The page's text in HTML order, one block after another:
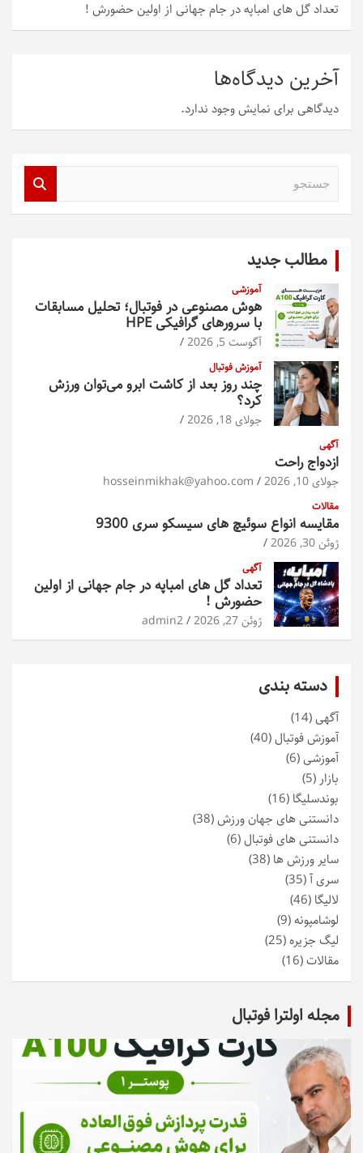
تعداد گل های امباپه در جام جهانی از اولین حضورش !
آخرین دیدگاه‌ها
دیدگاهی برای نمایش وجود ندارد.
مطالب جدید
آموزشی
هوش مصنوعی در فوتبال؛ تحلیل مسابقات
با سرورهای گرافیکی HPE
آگوست 5, 2026
آموزش فوتبال
چند روز بعد از کاشت ابرو می‌توان ورزش
کرد؟
جولای 18, 2026
آگهی
ازدواج راحت
جولای 10, 2026 hosseinmikhak@yahoo.com
مقالات
مقایسه انواع سوئیچ های سیسکو سری 9300
ژوئن 30, 2026
آگهی
تعداد گل های امباپه در جام جهانی از اولین
حضورش !
ژوئن 27, 2026 admin2
دسته بندی
آگهی(14)
آموزش فوتبال(40)
آموزشی(6)
بازار (5)
بوندسلیگا (16)
دانستنی های جهان ورزش(38)
دانستنی های فوتبال(6)
سایر ورزش ها (38)
سری آ(35)
لالیگا (46)
لوشامپونه(9)
لیگ جزیره(25)
مقالات(16)
مجله اولترا فوتبال